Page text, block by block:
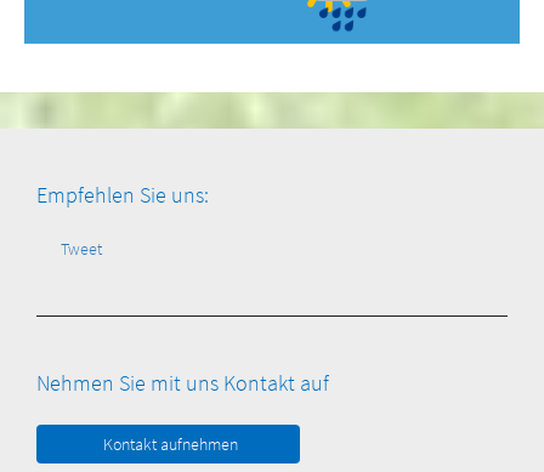
Empfehlen Sie uns:
Tweet
Nehmen Sie mit uns Kontakt auf
Kontakt aufnehmen